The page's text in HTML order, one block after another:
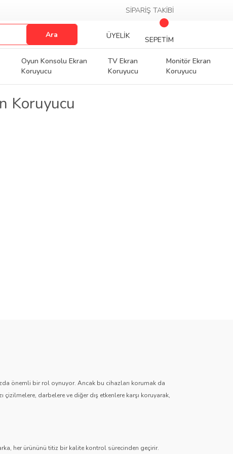
SİPARİŞ TAKİBİ
Ara ÜYELİK SEPETİM
Oyun Konsolu Ekran
Koruyucu
TV Ekran
Koruyucu
Monitör Ekran
Koruyucu
Koruyucu
önemli bir rol oynuyor. Ancak bu cihazları korumak da
darbelere ve diğer dış etkenlere karşı koruyarak,
her ürününü titiz bir kalite kontrol sürecinden geçirir.